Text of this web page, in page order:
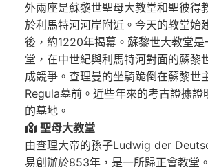
外兩座是蘇黎世聖母大教堂和聖彼得
於利馬特河河岸附近。今天的教堂始
後，約1220年揭幕。蘇黎世大教堂
堂，在中世紀與利馬特河對面的蘇黎
成競爭。查理曼的坐騎跪倒在蘇黎世
Regula墓前。近些年來的考古證據證
的墓地。
聖母大教堂
由查理大帝的孫子Ludwig der
易創辦於853年，是一所歸正會教堂